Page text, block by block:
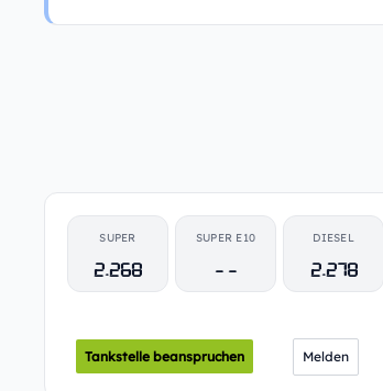
SUPER
2.268
SUPER E10
- -
DIESEL
2.278
Tankstelle beanspruchen Melden